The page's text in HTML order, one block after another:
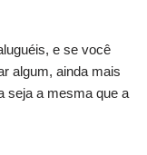
e se você
algum, ainda mais
seja a mesma que a